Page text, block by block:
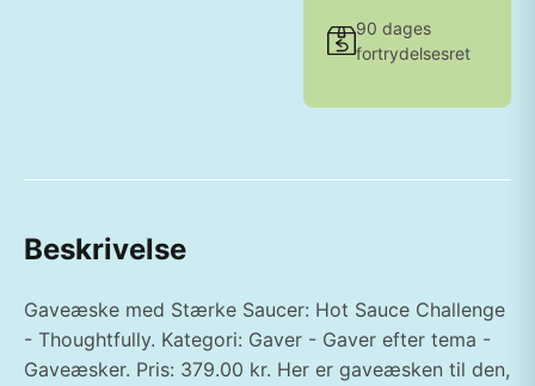
90 dages
fortrydelsesret
Beskrivelse
Gaveæske med Stærke Saucer: Hot Sauce Challenge
- Thoughtfully. Kategori: Gaver - Gaver efter tema -
Gaveæsker. Pris: 379.00 kr. Her er gaveæsken til den,